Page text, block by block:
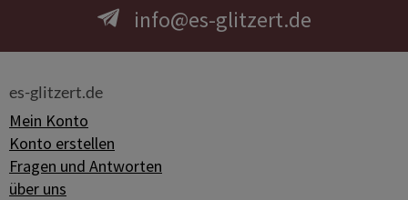
info@es-glitzert.de
es-glitzert.de
Mein Konto
Konto erstellen
Fragen und Antworten
über uns